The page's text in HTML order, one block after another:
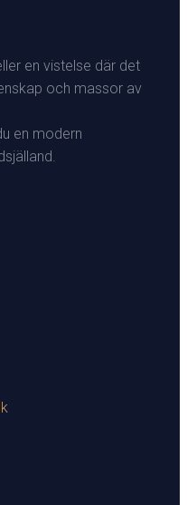
en vistelse där det
och massor av
en modern